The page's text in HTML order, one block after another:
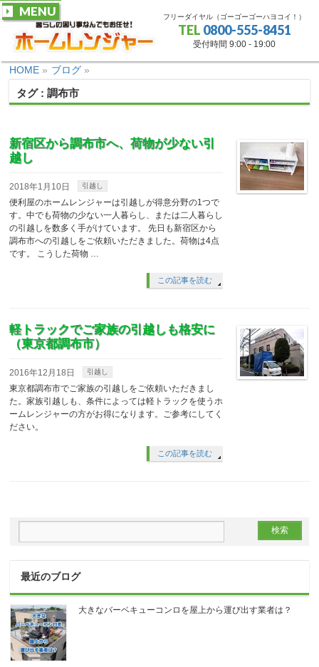
フリーダイヤル（ゴーゴーゴーハヨコイ！）
TEL 0800-555-8451
受付時間 9:00 - 19:00
MENU
HOME » ブログ »
タグ : 調布市
新宿区から調布市へ、荷物が少ない引
越し
2018年1月10日 引越し
便利屋のホームレンジャーは引越しが得意分野の1つで
す。中でも荷物の少ない一人暮らし、または二人暮らし
の引越しを数多く手がけています。 先日も新宿区から
調布市への引越しをご依頼いただきました。荷物は4点
です。 こうした荷物 …
この記事を読む
軽トラックでご家族の引越しも格安に
（東京都調布市）
2016年12月18日 引越し
東京都調布市でご家族の引越しをご依頼いただきまし
た。家族引越しも、条件によっては軽トラックを使うホ
ームレンジャーの方がお得になります。ご参考にしてく
ださい。
この記事を読む
最近のブログ
大きなバーベキューコンロを屋上から運び出す業者は？